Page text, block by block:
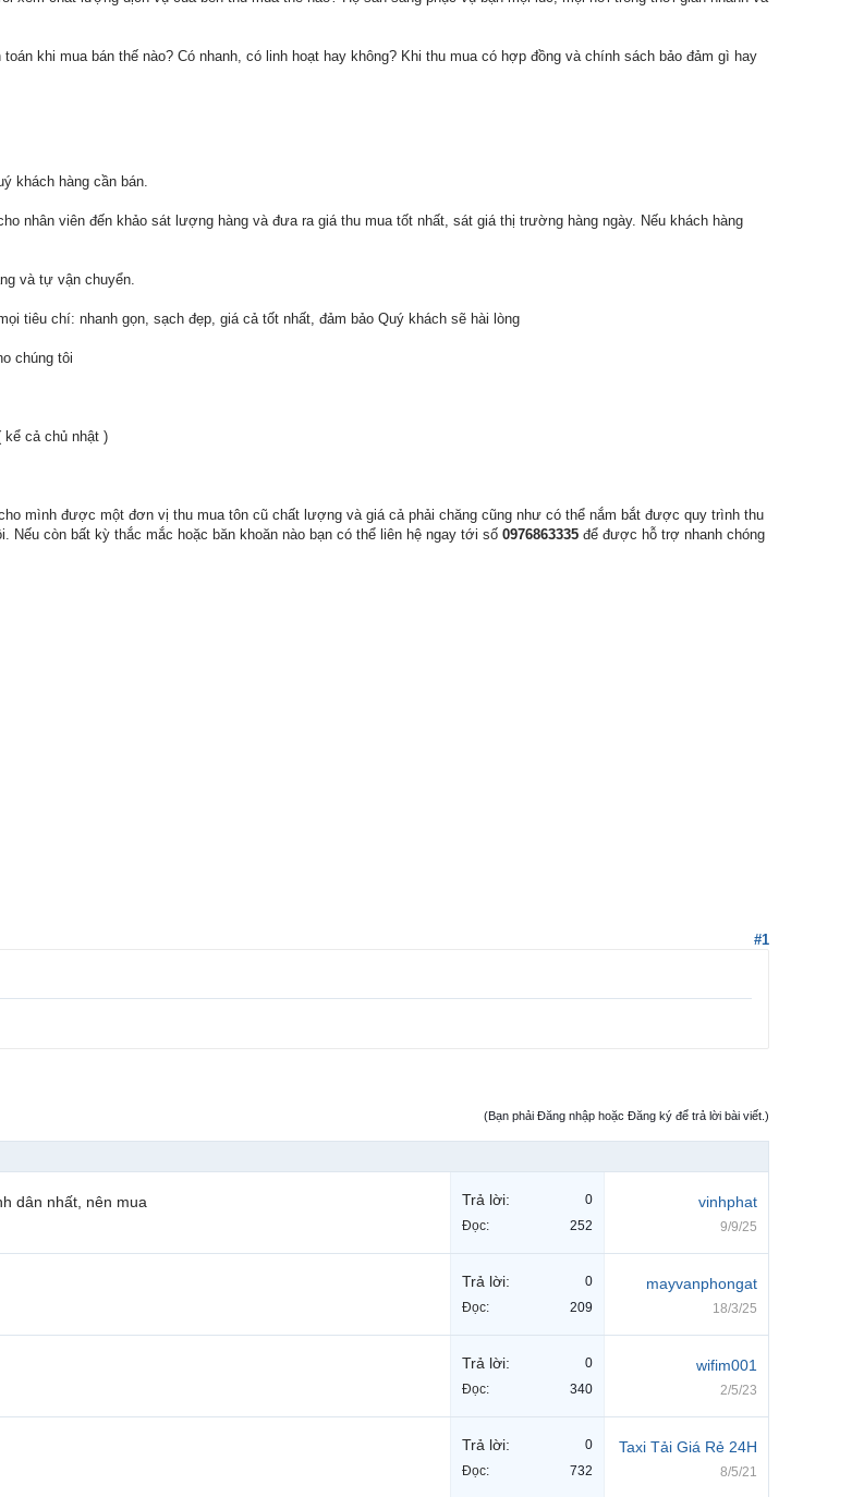
khi mua bán thế nào? Có nhanh, có linh hoạt hay không? Khi thu mua có hợp đồng và chính sách bảo đảm gì hay
khách hàng cần bán.
nhân viên đến khảo sát lượng hàng và đưa ra giá thu mua tốt nhất, sát giá thị trường hàng ngày. Nếu khách hàng
và tự vận chuyển.
tiêu chí: nhanh gọn, sạch đẹp, giá cả tốt nhất, đảm bảo Quý khách sẽ hài lòng
chúng tôi
kể cả chủ nhật )
mình được một đơn vị thu mua tôn cũ chất lượng và giá cả phải chăng cũng như có thể nắm bắt được quy trình thu
Nếu còn bất kỳ thắc mắc hoặc băn khoăn nào bạn có thể liên hệ ngay tới số 0976863335 để được hỗ trợ nhanh chóng
#1
(Bạn phải Đăng nhập hoặc Đăng ký để trả lời bài viết.)
dân nhất, nên mua Trả lời:
0
Đọc:
252
vinhphat
9/9/25
Trả lời:
0
Đọc:
209
mayvanphongat
18/3/25
Trả lời:
0
Đọc:
340
wifim001
2/5/23
Trả lời:
0
Đọc:
732
Taxi Tải Giá Rẻ 24H
8/5/21